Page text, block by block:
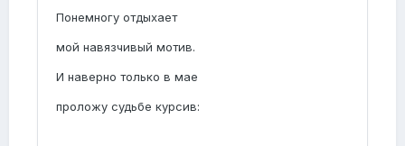
Понемногу отдыхает
мой навязчивый мотив.
И наверно только в мае
проложу судьбе курсив: